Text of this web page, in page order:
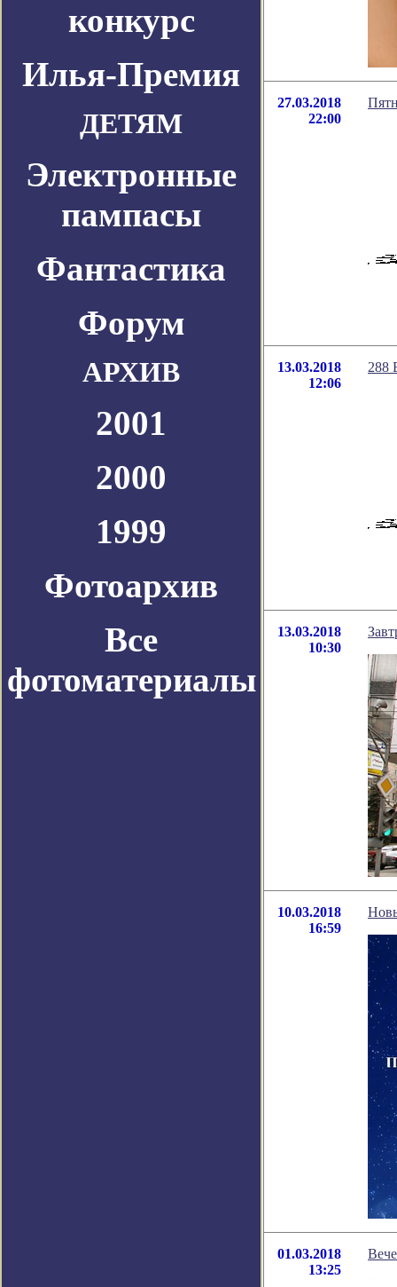
конкурс
Илья-Премия
ДЕТЯМ
Электронные
пампасы
Фантастика
Форум
АРХИВ
2001
2000
1999
Фотоархив
Все
фотоматериалы
27.03.2018
22:00
13.03.2018
12:06
288
13.03.2018
10:30
10.03.2018
16:59
01.03.2018
13:25